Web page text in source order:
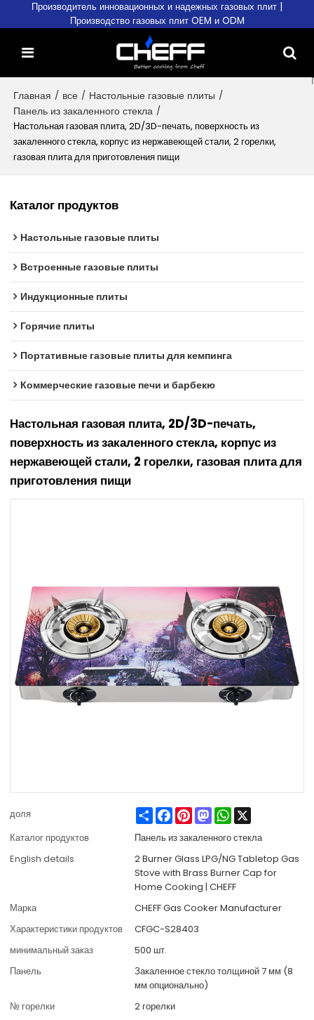
Производитель инновационных и надежных газовых плит |
Производство газовых плит OEM и ODM
Главная / все / Настольные газовые плиты /
Панель из закаленного стекла /
Настольная газовая плита, 2D/3D-печать, поверхность из
закаленного стекла, корпус из нержавеющей стали, 2 горелки,
газовая плита для приготовления пищи
Каталог продуктов
Настольные газовые плиты
Встроенные газовые плиты
Индукционные плиты
Горячие плиты
Портативные газовые плиты для кемпинга
Коммерческие газовые печи и барбекю
Настольная газовая плита, 2D/3D-печать,
поверхность из закаленного стекла, корпус из
нержавеющей стали, 2 горелки, газовая плита для
приготовления пищи
доля ShareFacebook
PinterestMastodonWhatsApp
Каталог продуктов
Панель из закаленного стекла
English details
2 Burner Glass LPG/NG Tabletop Gas
Stove with Brass Burner Cap for
Home Cooking | CHEFF
Марка
CHEFF Gas Cooker Manufacturer
Характеристики продуктов
CFGC-S28403
минимальный заказ
500 шт.
Панель
Закаленное стекло толщиной 7 мм (8
мм опционально)
№ горелки
2 горелки